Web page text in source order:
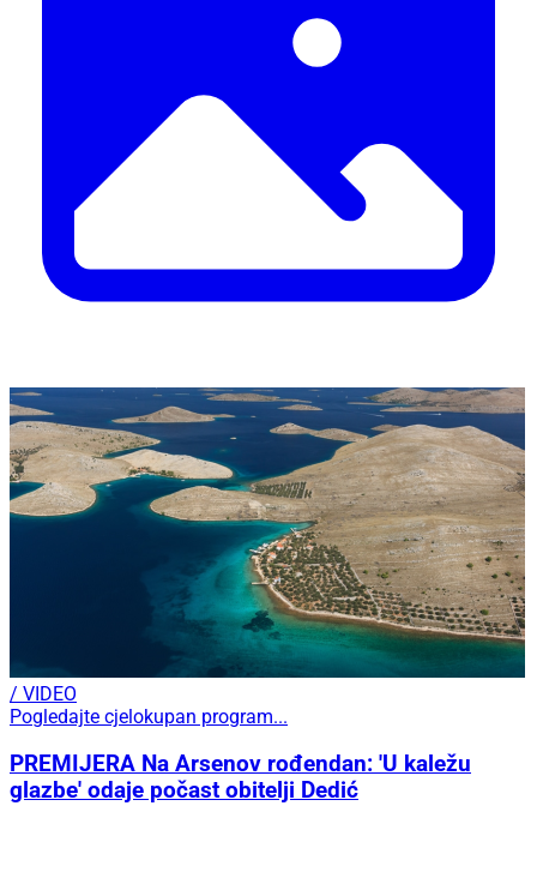
/ VIDEO
Pogledajte cjelokupan program...
PREMIJERA Na Arsenov rođendan: 'U kaležu
glazbe' odaje počast obitelji Dedić